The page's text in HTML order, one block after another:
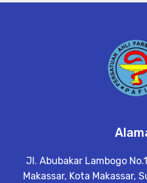
Jl. Abubakar Lambogo
Makassar, Kota Makassar,